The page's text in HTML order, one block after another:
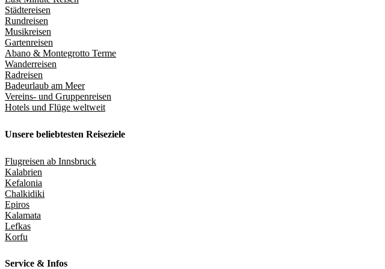
Städtereisen
Rundreisen
Musikreisen
Gartenreisen
Abano & Montegrotto Terme
Wanderreisen
Radreisen
Badeurlaub am Meer
Vereins- und Gruppenreisen
Hotels und Flüge weltweit
Unsere beliebtesten Reiseziele
Flugreisen ab Innsbruck
Kalabrien
Kefalonia
Chalkidiki
Epiros
Kalamata
Lefkas
Korfu
Service & Infos